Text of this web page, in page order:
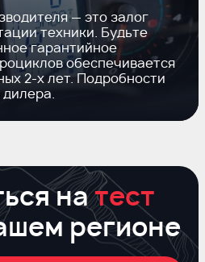
— это залог
техники. Будьте
гарантийное
обеспечивается
2-хлет. Подробности
дилера.
натест
регионе